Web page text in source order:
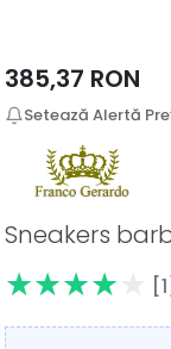
385,37 RON
Setează Alertă
Sneakers
[1]